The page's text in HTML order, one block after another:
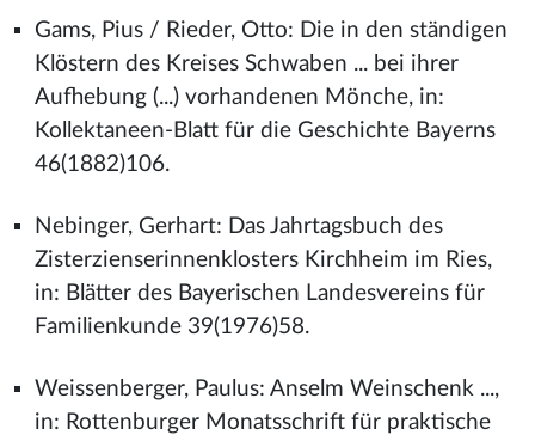
Gams, Pius / Rieder, Otto: Die in den ständigen
Klöstern des Kreises Schwaben ... bei ihrer
Aufhebung (...) vorhandenen Mönche, in:
Kollektaneen-Blatt für die Geschichte Bayerns
46(1882)106.
Nebinger, Gerhart: Das Jahrtagsbuch des
Zisterzienserinnenklosters Kirchheim im Ries,
in: Blätter des Bayerischen Landesvereins für
Familienkunde 39(1976)58.
Weissenberger, Paulus: Anselm Weinschenk ...,
in: Rottenburger Monatsschrift für praktische